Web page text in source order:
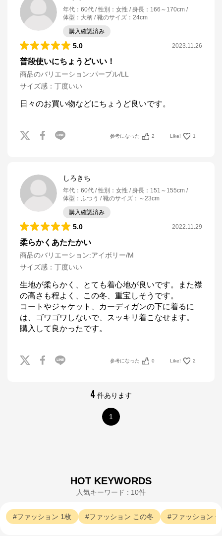
年代 ： 60代 性別 ： 女性 身長 ： 166～170cm
体型 ： 大柄 靴のサイズ ： 24cm
購入確認済み
5.0 2023.11.26
普段使いにちょうどいい！
商品のバリエーション:パープル/LL
サイズ感 ： 丁度いい
日々のお買い物などにちょうど良いです。
参考になった 2 Like! 1
しろきち
年代 ： 60代 性別 ： 女性 身長 ： 151～155cm
体型 ： ふつう 靴のサイズ ： ～23cm
購入確認済み
5.0 2022.11.29
柔らかくあたたかい
商品のバリエーション:アイボリー/M
サイズ感 ： 丁度いい
生地が柔らかく、とても着心地が良いです。また襟
の高さも程よく、この冬、重宝しそうです。
コートやジャケット、カーディガンの下に着るに
は、ゴワゴワしないで、スッキリ着こなせます。
購入して良かったです。
参考になった 0 Like! 2
4 件あります
1
HOT KEYWORDS
人気キーワード : 10件
ファッション 1枚 ファッション この冬 ファッション